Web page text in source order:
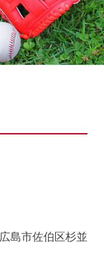
島市佐伯区杉並